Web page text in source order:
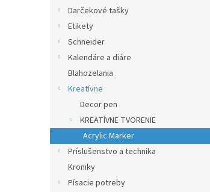
Darčekové tašky
Etikety
Schneider
Kalendáre a diáre
Blahozelania
Kreatívne
Decor pen
KREATÍVNE TVORENIE
Acrylic Marker
Príslušenstvo a technika
Kroniky
Písacie potreby